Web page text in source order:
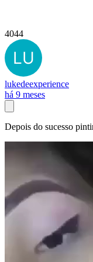
4044
lukedeexperience
há 9 meses
Depois do sucesso